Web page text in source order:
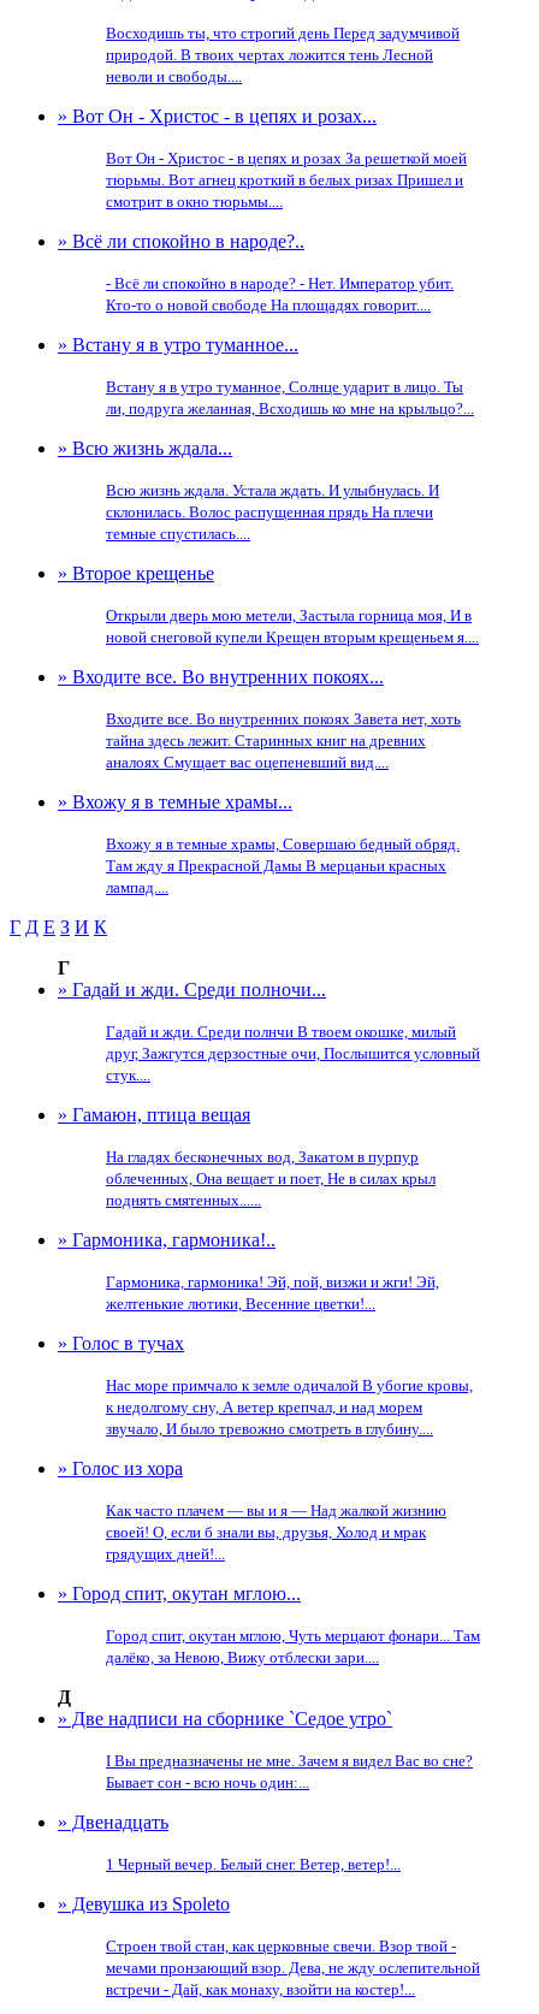
Восходишь ты, что строгий день Перед задумчивой
природой. В твоих чертах ложится тень Лесной
неволи и свободы....
» Вот Он - Христос - в цепях и розах...
Вот Он - Христос - в цепях и розах За решeткой моей
тюрьмы. Вот агнец кроткий в белых ризах Пришeл и
смотрит в окно тюрьмы....
» Всё ли спокойно в народе?..
- Всё ли спокойно в народе? - Нет. Император убит.
Кто-то о новой свободе На площадях говорит....
» Встану я в утро туманное...
Встану я в утро туманное, Солнце ударит в лицо. Ты
ли, подруга желанная, Всходишь ко мне на крыльцо?...
» Всю жизнь ждала...
Всю жизнь ждала. Устала ждать. И улыбнулась. И
склонилась. Волос распущенная прядь На плечи
темные спустилась....
» Второе крещенье
Открыли дверь мою метели, Застыла горница моя, И в
новой снеговой купели Крещен вторым крещеньем я....
» Входите все. Во внутренних покоях...
Входите все. Во внутренних покоях Завета нет, хоть
тайна здесь лежит. Старинных книг на древних
аналоях Смущает вас оцепеневший вид....
» Вхожу я в темные храмы...
Вхожу я в темные храмы, Совершаю бедный обряд.
Там жду я Прекрасной Дамы В мерцаньи красных
лампад....
Г Д Е З И К
Г
» Гадай и жди. Среди полночи...
Гадай и жди. Среди полнчи В твоем окошке, милый
друг, Зажгутся дерзостные очи, Послышится условный
стук....
» Гамаюн, птица вещая
На гладях бесконечных вод, Закатом в пурпур
облеченных, Она вещает и поет, Не в силах крыл
поднять смятенных......
» Гармоника, гармоника!..
Гармоника, гармоника! Эй, пой, визжи и жги! Эй,
желтенькие лютики, Весенние цветки!...
» Голос в тучах
Нас море примчало к земле одичалой В убогие кровы,
к недолгому сну, А ветер крепчал, и над морем
звучало, И было тревожно смотреть в глубину....
» Голос из хора
Как часто плачем — вы и я — Над жалкой жизнию
своей! О, если б знали вы, друзья, Холод и мрак
грядущих дней!...
» Город спит, окутан мглою...
Город спит, окутан мглою, Чуть мерцают фонари... Там
далёко, за Невою, Вижу отблески зари....
Д
» Две надписи на сборнике `Седое утро`
I Вы предназначены не мне. Зачем я видел Вас во сне?
Бывает сон - всю ночь один:...
» Двенадцать
1 Черный вечер. Белый снег. Ветер, ветер!...
» Девушка из Spoleto
Строен твой стан, как церковные свечи. Взор твой -
мечами пронзающий взор. Дева, не жду ослепительной
встречи - Дай, как монаху, взойти на костер!...